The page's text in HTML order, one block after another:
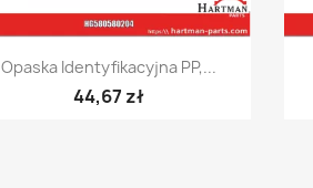
Szybki podgląd
Opaska Identyfikacyjna PP,...
44,67 zł